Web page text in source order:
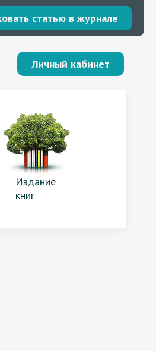
статью в журнале
Личный кабинет
Издание
книг